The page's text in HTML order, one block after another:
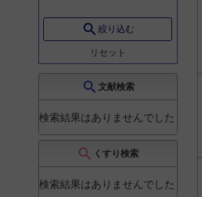
スポーツ医学 2
放射線科 1
search 絞り込む
リセット
search 文献検索
検索結果はありませんでした
search くすり検索
検索結果はありませんでした